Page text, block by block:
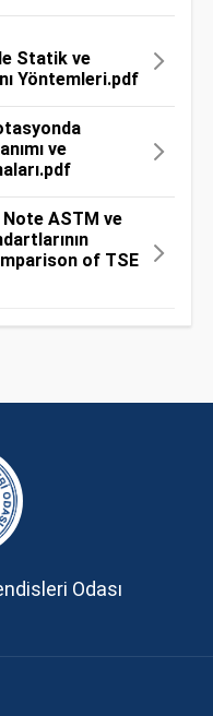
Statik ve
Yöntemleri.pdf
ve
ASTM ve
of TSE
Odası